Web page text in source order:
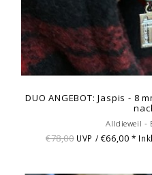
DUO ANGEBOT: Jaspis - 8
Alldieweil -
€78,00 UVP / €66,00*